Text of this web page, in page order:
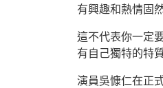
有興趣和熱情固
這不代表你一定
有自己獨特的特
演員吳慷仁在正